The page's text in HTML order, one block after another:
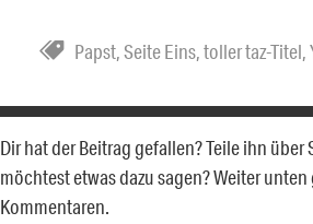
Papst,Seite Eins,toller taz-Titel,
Dir hat der Beitrag gefallen? Teile ihn über
möchtest etwas dazu sagen? Weiter
Kommentaren.